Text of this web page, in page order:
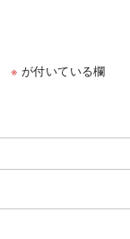
※ が付いている欄